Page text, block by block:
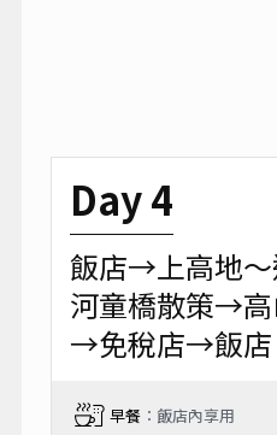
Day 4
飯店→上高地
河童橋散策→
→免稅店→飯店
早餐：飯店內享用